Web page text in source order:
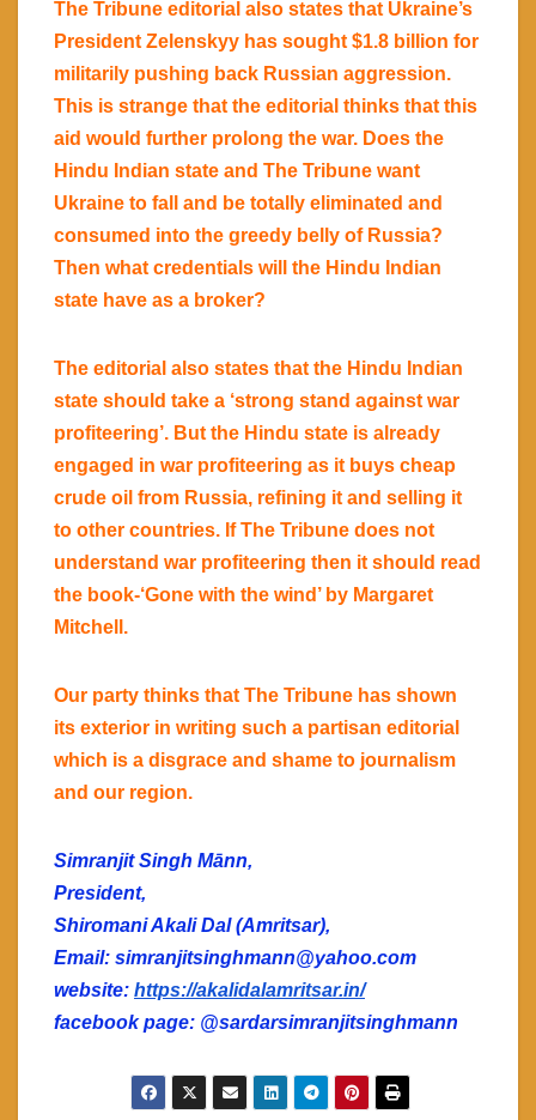
The Tribune editorial also states that Ukraine’s
President Zelenskyy has sought $1.8 billion for
militarily pushing back Russian aggression.
This is strange that the editorial thinks that this
aid would further prolong the war. Does the
Hindu Indian state and The Tribune want
Ukraine to fall and be totally eliminated and
consumed into the greedy belly of Russia?
Then what credentials will the Hindu Indian
state have as a broker?
The editorial also states that the Hindu Indian
state should take a ‘strong stand against war
profiteering’. But the Hindu state is already
engaged in war profiteering as it buys cheap
crude oil from Russia, refining it and selling it
to other countries. If The Tribune does not
understand war profiteering then it should read
the book-‘Gone with the wind’ by Margaret
Mitchell.
Our party thinks that The Tribune has shown
its exterior in writing such a partisan editorial
which is a disgrace and shame to journalism
and our region.
Simranjit Singh Mānn,
President,
Shiromani Akali Dal (Amritsar),
Email: simranjitsinghmann@yahoo.com
website: https://akalidalamritsar.in/
facebook page: @sardarsimranjitsinghmann